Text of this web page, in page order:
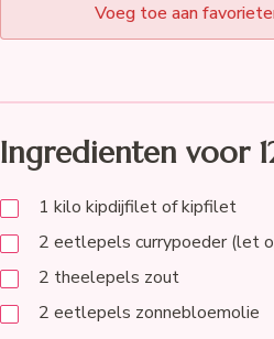
Voeg toe aan
Ingredienten voor
1 kilo kipdijfilet of kipfilet
2 eetlepels currypoeder (let
2 theelepels zout
2 eetlepels zonnebloemolie